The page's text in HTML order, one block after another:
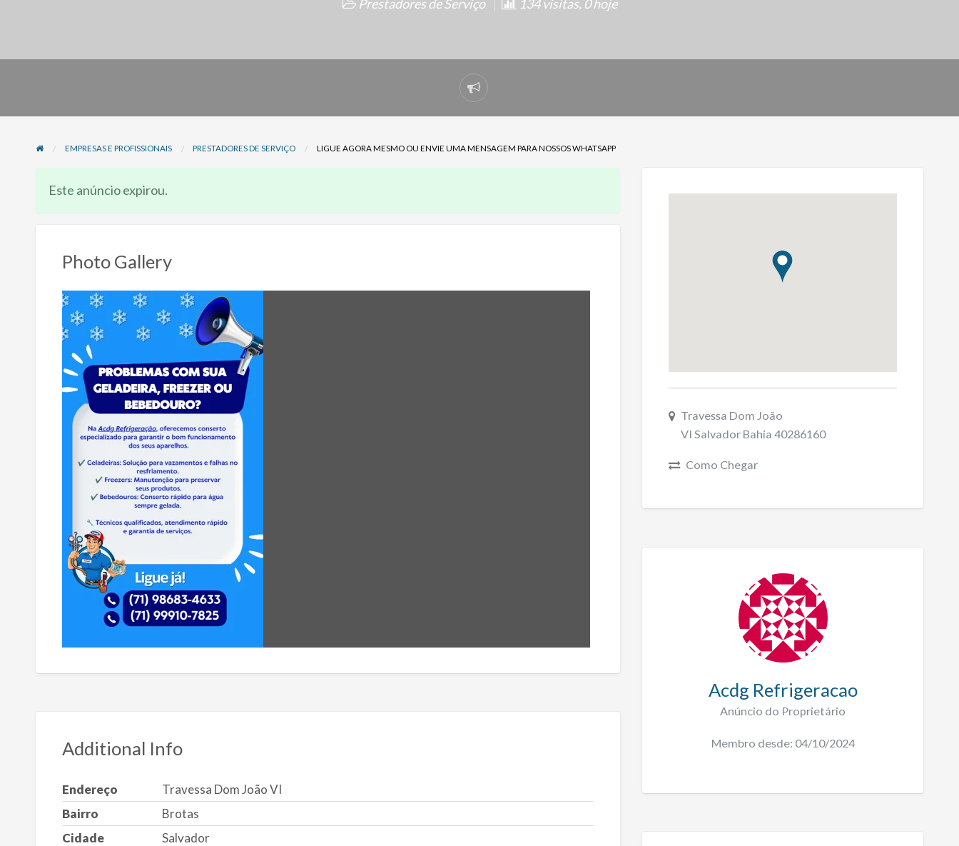
Prestadores de Serviço 134 visitas, 0 hoje
Denunciar
problema
EMPRESAS E PROFISSIONAIS PRESTADORES DE SERVIÇO LIGUE AGORA MESMO OU ENVIE UMA MENSAGEM PARA NOSSOS WHATSAPP
Este anúncio expirou.
Photo Gallery
Additional Info
Endereço
Travessa Dom João VI
Bairro
Brotas
Cidade
Salvador
Travessa Dom João
VI Salvador Bahia 40286160
Como Chegar
Acdg Refrigeracao
Anúncio do Proprietário
Membro desde: 04/10/2024